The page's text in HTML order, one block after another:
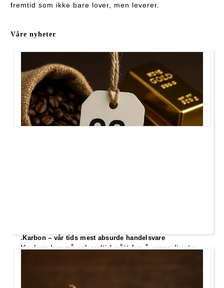
fremtid som ikke bare lover, men leverer.
Våre nyheter
.Karbon – vår tids mest absurde handelsvare
Karbon har på rekordtid gått fra å være livets
som om naturens egne molekyler plutselig